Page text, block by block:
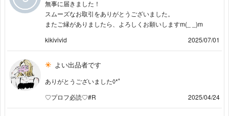
無事に届きました！
スムーズなお取引をありがとうございました。
またご縁がありましたら、よろしくお願いしますm(_ _)m
kikivivid
2025/07/01
よい出品者です
ありがとうございました◊*ﾟ
♡プロフ必読♡#R
2025/04/24